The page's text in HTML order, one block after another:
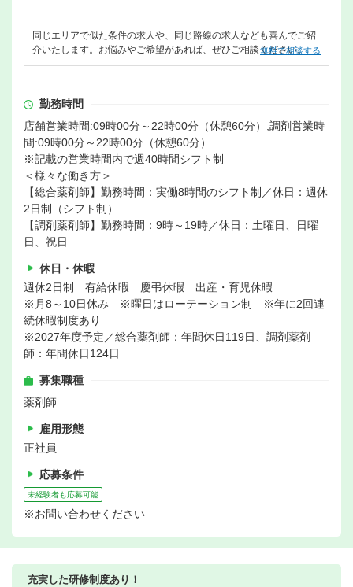
同じエリアで似た条件の求人や、同じ路線の求人なども喜んでご紹
介いたします。お悩みやご希望があれば、ぜひご相談ください。
無料で相談する
勤務時間
店舗営業時間:09時00分～22時00分（休憩60分）,調剤営業時
間:09時00分～22時00分（休憩60分）
※記載の営業時間内で週40時間シフト制
＜様々な働き方＞
【総合薬剤師】勤務時間：実働8時間のシフト制／休日：週休
2日制（シフト制）
【調剤薬剤師】勤務時間：9時～19時／休日：土曜日、日曜
日、祝日
休日・休暇
週休2日制 有給休暇 慶弔休暇 出産・育児休暇
※月8～10日休み ※曜日はローテーション制 ※年に2回連
続休暇制度あり
※2027年度予定／総合薬剤師：年間休日119日、調剤薬剤
師：年間休日124日
募集職種
薬剤師
雇用形態
正社員
応募条件
未経験者も応募可能
※お問い合わせください
充実した研修制度あり！